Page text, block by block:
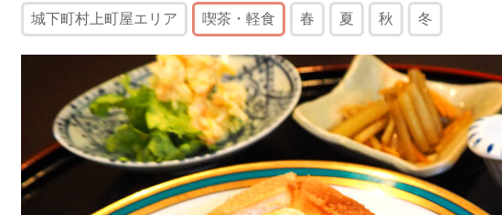
城下町村上町屋エリア 喫茶・軽食 春 夏 秋 冬